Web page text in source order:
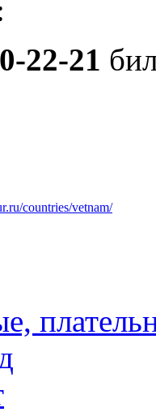
22-21
countries/vetnam/